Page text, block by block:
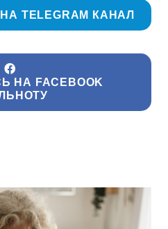
TELEGRAM КАНАЛ
НА FACEBOOK